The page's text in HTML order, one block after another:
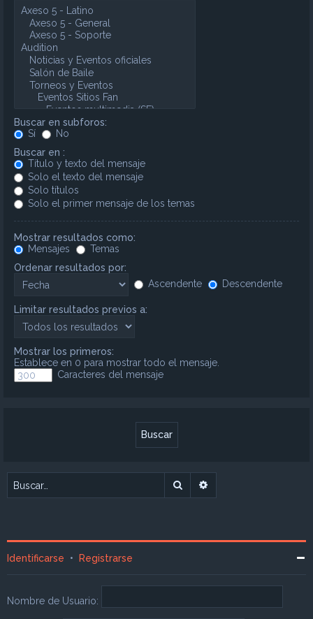
Buscar en subforos:
Sí
No
Buscar en :
Título y texto del mensaje
Solo el texto del mensaje
Solo títulos
Solo el primer mensaje de los temas
Mostrar resultados como:
Mensajes
Temas
Ordenar resultados por:
Ascendente
Descendente
Limitar resultados previos a:
Mostrar los primeros:
Establece en 0 para mostrar todo el mensaje.
Caracteres del mensaje
Buscar
Identificarse • Registrarse
Nombre de Usuario: